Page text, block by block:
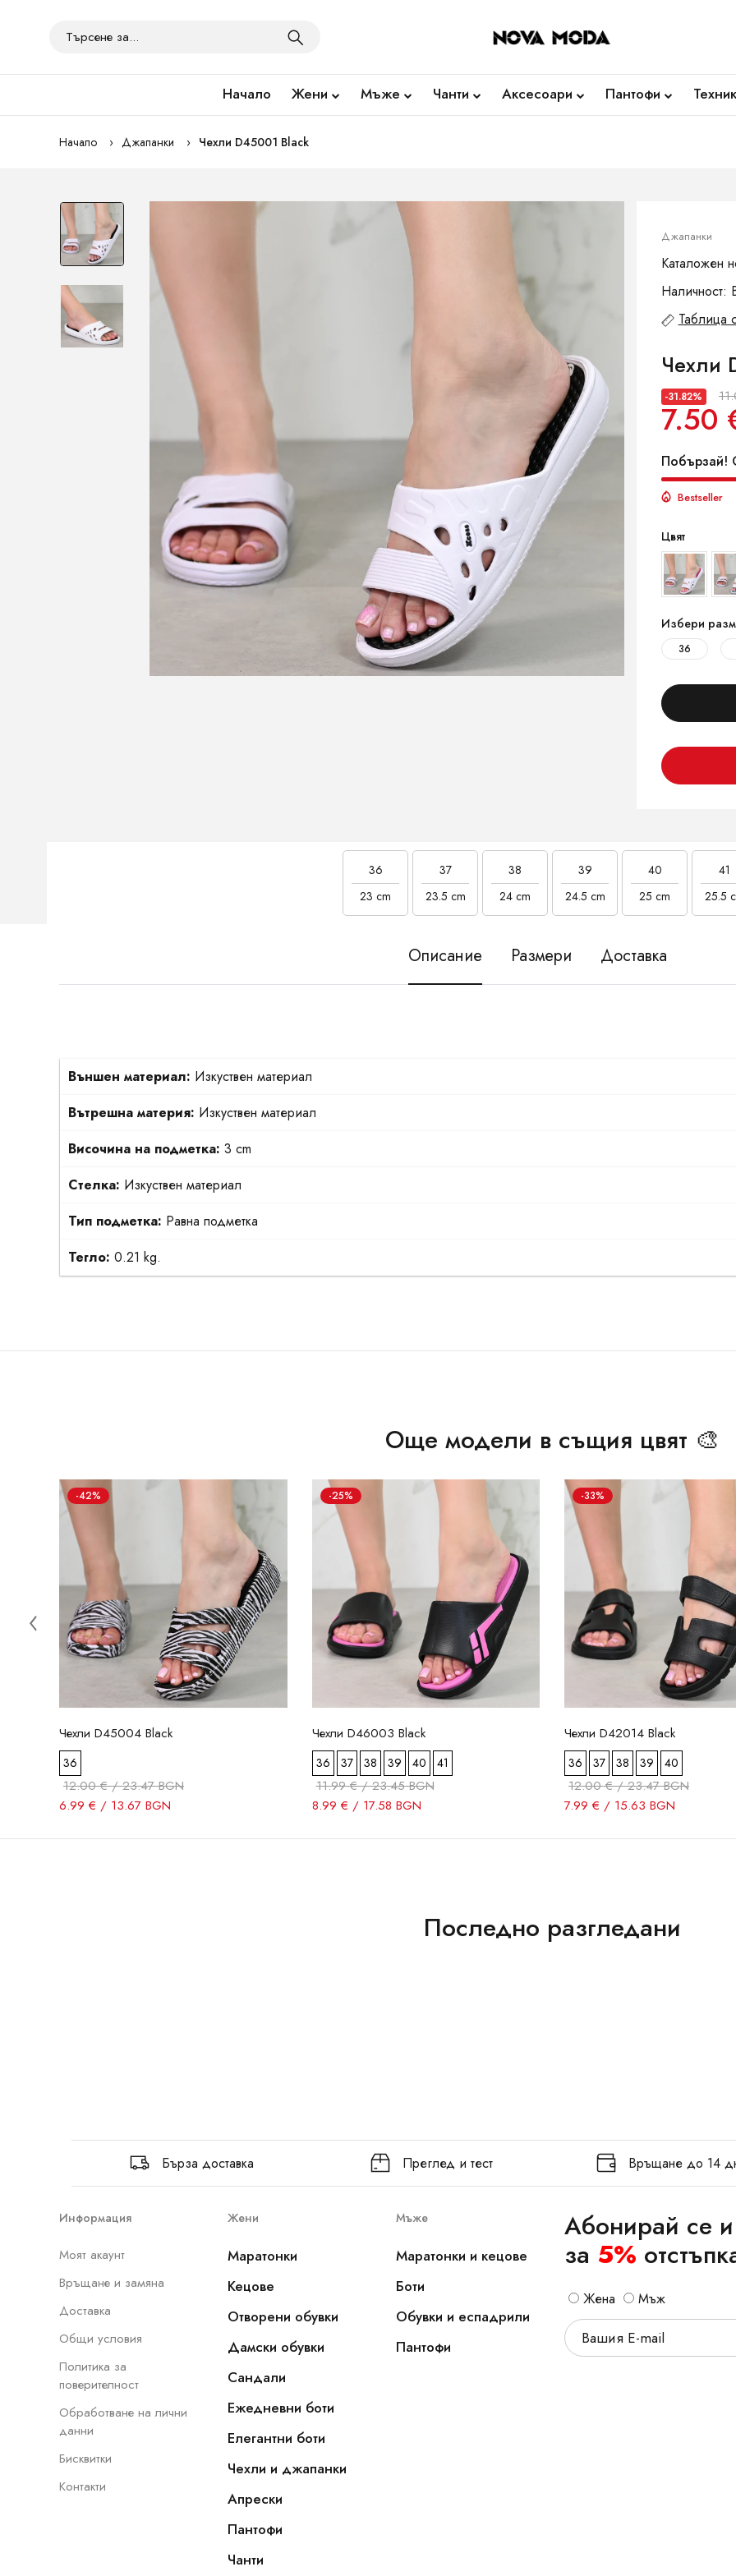
Начало Жени Мъже Чанти Аксесоари Пантофи
Начало Джапанки Чехли D45001 Black
Джапанки
Каталожен
Наличност:
Таблица
Чехли
-31.82%
7.50
Побързай!
Bestseller
Цвят
Избери
36
36
23 cm
37
23.5 cm
38
24 cm
39
24.5 cm
40
25 cm
41
25.5
Описание Размери Доставка
Външен материал: Изкуствен материал
Вътрешна материя: Изкуствен материал
Височина на подметка: 3 cm
Стелка: Изкуствен материал
Тип подметка: Равна подметка
Тегло: 0.21 kg.
Още модели в същия цвят 🎨
-42%
Чехли D45004 Black
36
12.00 € / 23.47 BGN
6.99 € / 13.67 BGN
-25%
Чехли D46003 Black
36 37 38 39 40 41
11.99 € / 23.45 BGN
8.99 € / 17.58 BGN
-33%
Чехли D42014 Black
36 37 38 39 40
12.00 € / 23.47 BGN
7.99 € / 15.63 BGN
Последно разгледани
Бърза доставка Преглед и тест Връщане до 14
Информация
Моят акаунт
Връщане и замяна
Доставка
Общи условия
Политика за
поверителност
Обработване на лични
данни
Бисквитки
Контакти
Жени
Маратонки
Кецове
Отворени обувки
Дамски обувки
Сандали
Ежедневни боти
Елегантни боти
Чехли и джапанки
Апрески
Пантофи
Чанти
Мъже
Маратонки и кецове
Боти
Обувки и еспадрили
Пантофи
Абонирай се
за 5%
Жена Мъж